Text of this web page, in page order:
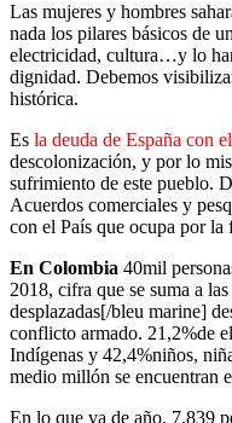
Las mujeres y hombres
nada los pilares básicos de
electricidad, cultura…y lo
dignidad. Debemos
histórica.
Es la deuda de España con
descolonización, y por lo
sufrimiento de este pueblo.
Acuerdos comerciales y
con el País que ocupa por la
En Colombia 40mil
2018, cifra que se suma a las
desplazadas[/bleu marine]
conflicto armado. 21,2%de
Indígenas y 42,4%niños,
medio millón se encuentran
En lo que va de año, 7.839